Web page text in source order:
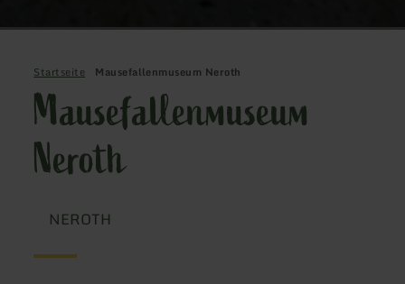
Startseite Mausefallenmuseum Neroth
Mausefallenmuseum
Neroth
NEROTH